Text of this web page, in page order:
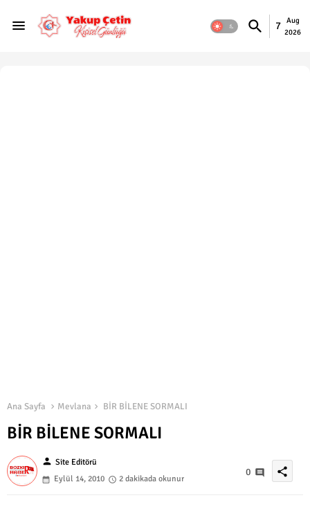
7
Aug
2026
Ana Sayfa Mevlana BİR BİLENE SORMALI
BİR BİLENE SORMALI
person Site Editörü
Eylül 14, 2010
2 dakikada okunur
0 share